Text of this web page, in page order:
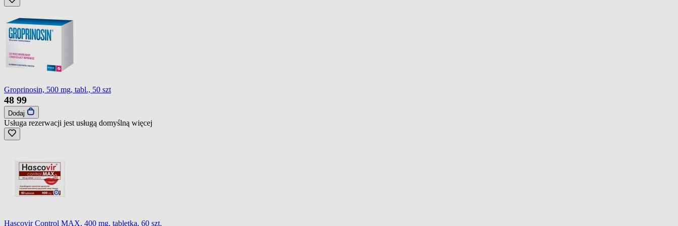
Groprinosin, 500 mg, tabl., 50 szt
48 99
Dodaj
Usługa rezerwacji jest usługą domyślną więcej
Hascovir Control MAX, 400 mg, tabletka, 60 szt.